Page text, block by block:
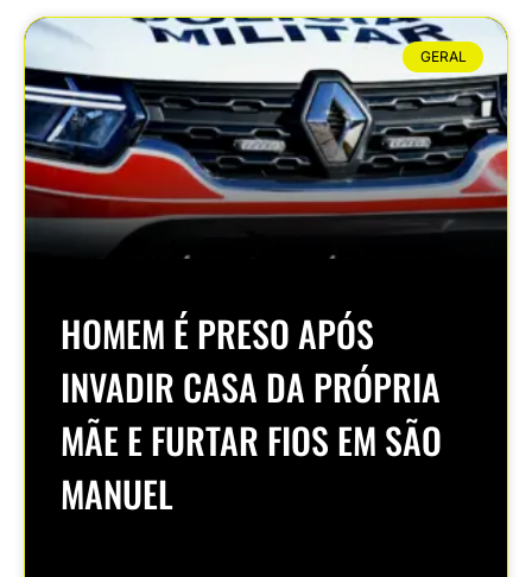
GERAL
HOMEM É PRESO APÓS
INVADIR CASA DA PRÓPRIA
MÃE E FURTAR FIOS EM SÃO
MANUEL